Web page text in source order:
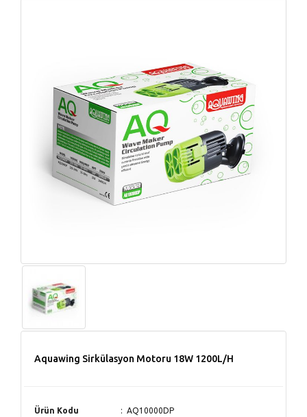
Aquawing Sirkülasyon Motoru 18W 1200L/H
Ürün Kodu AQ10000DP